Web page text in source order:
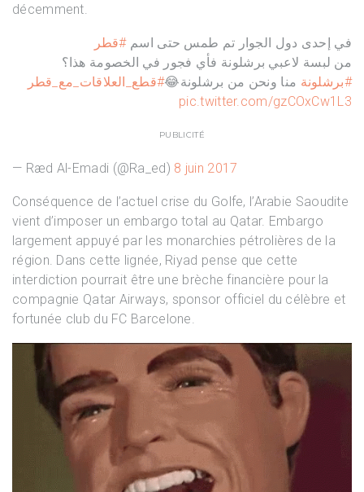
décemment.
في إحدى دول الجوار تم طمس حتى اسم#قطر
من لبسة لاعبي برشلونة فأي فجور في الخصومة هذا؟
#برشلونة منا ونحن من برشلونة😂#قطع_العلاقات_مع_قطر
pic.twitter.com/gzCOxCw1L3
PUBLICITÉ
— Ræd Al-Emadi (@Ra_ed) 8 juin 2017
Conséquence de l’actuel crise du Golfe, l’Arabie Saoudite
vient d’imposer un embargo total au Qatar. Embargo
largement appuyé par les monarchies pétrolières de la
région. Dans cette lignée, Riyad pense que cette
interdiction pourrait être une brèche financière pour la
compagnie Qatar Airways, sponsor officiel du célèbre et
fortunée club du FC Barcelone.